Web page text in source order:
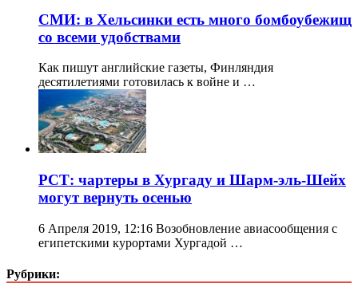
СМИ: в Хельсинки есть много бомбоубежищ
со всеми удобствами
Как пишут английские газеты, Финляндия
десятилетиями готовилась к войне и …
РСТ: чартеры в Хургаду и Шарм-эль-Шейх
могут вернуть осенью
6 Апреля 2019, 12:16 Возобновление авиасообщения с
египетскими курортами Хургадой …
Рубрики: